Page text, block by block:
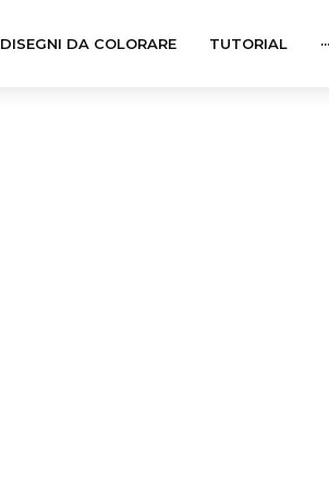
DISEGNI DA COLORARE TUTORIAL ···